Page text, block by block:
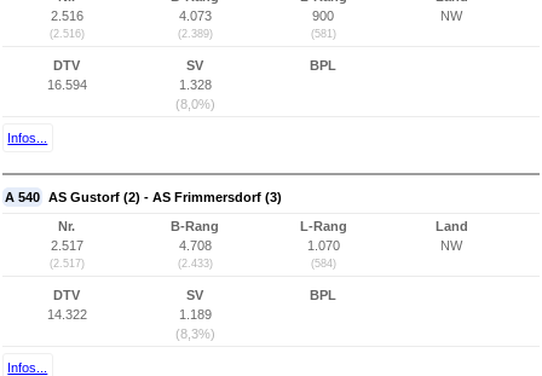
2.516
(2.516)
4.073
(2.389)
900
(581)
NW
DTV
16.594
SV
1.328
(8,0%)
BPL
Infos...
A 540 AS Gustorf (2) - AS Frimmersdorf (3)
Nr.
2.517
(2.517)
B-Rang
4.708
(2.433)
L-Rang
1.070
(584)
Land
NW
DTV
14.322
SV
1.189
(8,3%)
BPL
Infos...